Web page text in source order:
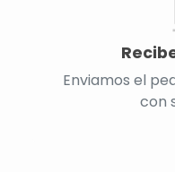
Enviamos el
con